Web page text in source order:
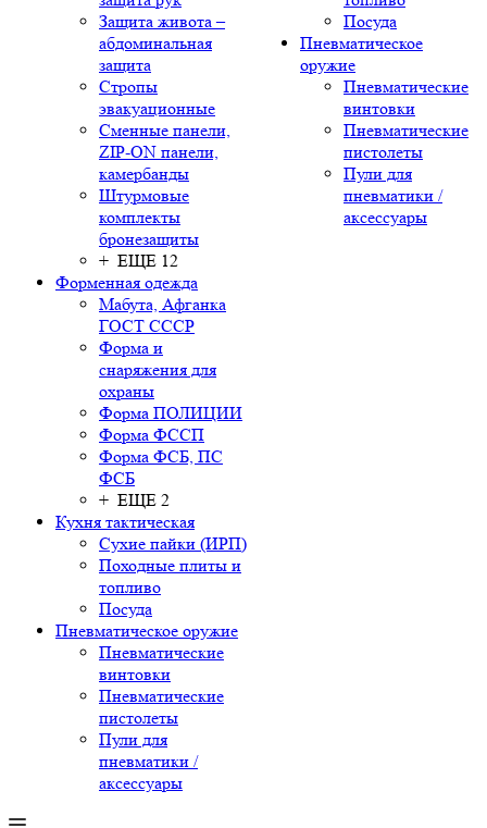
Защита живота –
абдоминальная
защита
Стропы
эвакуационные
Сменные панели,
ZIP-ON панели,
камербанды
Штурмовые
комплекты
бронезащиты
+ ЕЩЕ 12
Форменная одежда
Мабута, Афганка
ГОСТ СССР
Форма и
снаряжения для
охраны
Форма ПОЛИЦИИ
Форма ФССП
Форма ФСБ, ПС
ФСБ
+ ЕЩЕ 2
Кухня тактическая
Сухие пайки (ИРП)
Походные плиты и
топливо
Посуда
Пневматическое оружие
Пневматические
винтовки
Пневматические
пистолеты
Пули для
пневматики /
аксессуары
Посуда
Пневматическое
оружие
Пневматические
винтовки
Пневматические
пистолеты
Пули для
пневматики /
аксессуары